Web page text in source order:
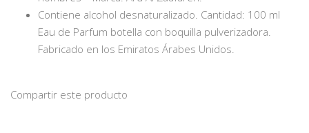
Contiene alcohol desnaturalizado. Cantidad: 100 ml
Eau de Parfum botella con boquilla pulverizadora.
Fabricado en los Emiratos Árabes Unidos.
Compartir este producto